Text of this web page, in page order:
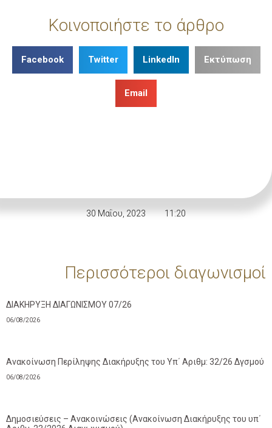
Κοινοποιήστε το άρθρο
Facebook Twitter LinkedIn Εκτύπωση
Email
30 Μαΐου, 2023 11:20
Περισσότεροι διαγωνισμοί
ΔΙΑΚΗΡΥΞΗ ΔΙΑΓΩΝΙΣΜΟΥ 07/26
06/08/2026
Ανακοίνωση Περίληψης Διακήρυξης του Υπ΄ Αριθμ: 32/26 Δγσμού
06/08/2026
Δημοσιεύσεις – Ανακοινώσεις (Ανακοίνωση Διακήρυξης του υπ΄